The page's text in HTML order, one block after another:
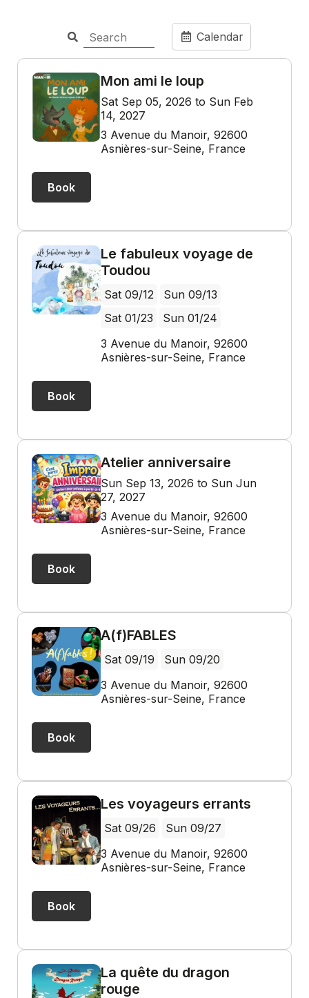
Calendar
Mon ami le loup
Sat Sep 05, 2026 to Sun Feb
14, 2027
3 Avenue du Manoir, 92600
Asnières-sur-Seine, France
Book
Le fabuleux voyage de
Toudou
Sat 09/12
Sun 09/13
Sat 01/23
Sun 01/24
3 Avenue du Manoir, 92600
Asnières-sur-Seine, France
Book
Atelier anniversaire
Sun Sep 13, 2026 to Sun Jun
27, 2027
3 Avenue du Manoir, 92600
Asnières-sur-Seine, France
Book
A(f)FABLES
Sat 09/19
Sun 09/20
3 Avenue du Manoir, 92600
Asnières-sur-Seine, France
Book
Les voyageurs errants
Sat 09/26
Sun 09/27
3 Avenue du Manoir, 92600
Asnières-sur-Seine, France
Book
La quête du dragon
rouge